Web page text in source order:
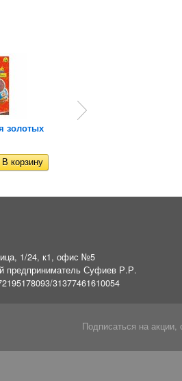
золотых
1/24, к1, офис №5
предприниматель Суфиев Р.Р.
31377461610054
Подписаться на акции,